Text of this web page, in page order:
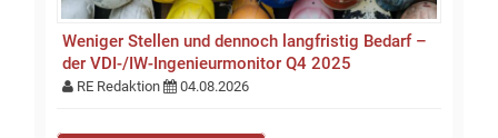
Weniger Stellen und dennoch langfristig Bedarf –
der VDI-/IW-Ingenieurmonitor Q4 2025
RE Redaktion 04.08.2026